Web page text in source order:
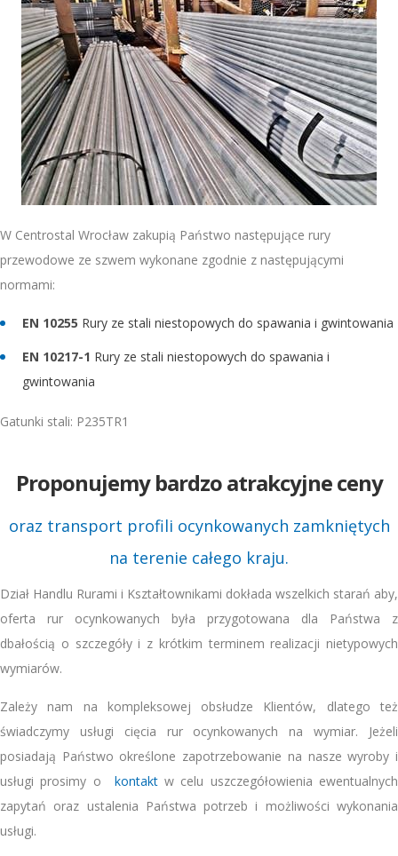
W Centrostal Wrocław zakupią Państwo następujące rury
przewodowe ze szwem wykonane zgodnie z następującymi
normami:
EN 10255 Rury ze stali niestopowych do spawania i gwintowania
EN 10217-1 Rury ze stali niestopowych do spawania i
gwintowania
Gatunki stali: P235TR1
Proponujemy bardzo atrakcyjne ceny
oraz transport profili ocynkowanych zamkniętych
na terenie całego kraju.
Dział Handlu Rurami i Kształtownikami dokłada wszelkich starań aby,
oferta rur ocynkowanych była przygotowana dla Państwa z
dbałością o szczegóły i z krótkim terminem realizacji nietypowych
wymiarów.
Zależy nam na kompleksowej obsłudze Klientów, dlatego też
świadczymy usługi cięcia rur ocynkowanych na wymiar. Jeżeli
posiadają Państwo określone zapotrzebowanie na nasze wyroby i
usługi prosimy o kontaktw celu uszczegółowienia ewentualnych
zapytań oraz ustalenia Państwa potrzeb i możliwości wykonania
usługi.